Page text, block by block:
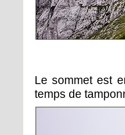
Le sommet est
temps de